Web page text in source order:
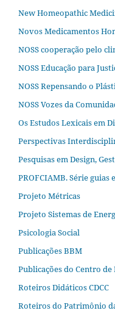
New Homeopathic
Novos Medicamentos
NOSS cooperação pelo
NOSS Educação para
NOSS Repensando o
NOSS Vozes da
Os Estudos Lexicais em
Perspectivas
Pesquisas em Design,
PROFCIAMB. Série guias
Projeto Métricas
Projeto Sistemas de
Psicologia Social
Publicações BBM
Publicações do Centro
Roteiros Didáticos CDCC
Roteiros do Patrimônio